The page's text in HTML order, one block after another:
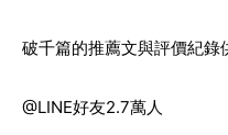
破千篇的推薦文與評價紀錄
@LINE好友2.7萬人